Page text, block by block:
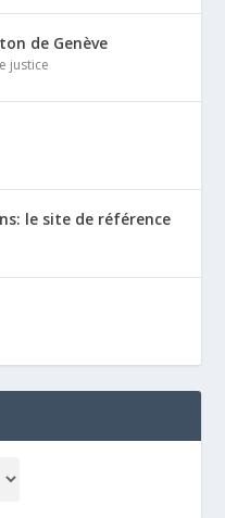
de Genève
justice
le site de référence